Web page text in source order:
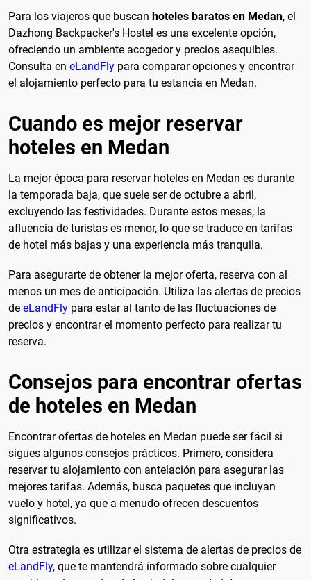
Para los viajeros que buscan hoteles baratos en Medan, el
Dazhong Backpacker's Hostel es una excelente opción,
ofreciendo un ambiente acogedor y precios asequibles.
Consulta en eLandFly para comparar opciones y encontrar
el alojamiento perfecto para tu estancia en Medan.
Cuando es mejor reservar
hoteles en Medan
La mejor época para reservar hoteles en Medan es durante
la temporada baja, que suele ser de octubre a abril,
excluyendo las festividades. Durante estos meses, la
afluencia de turistas es menor, lo que se traduce en tarifas
de hotel más bajas y una experiencia más tranquila.
Para asegurarte de obtener la mejor oferta, reserva con al
menos un mes de anticipación. Utiliza las alertas de precios
de eLandFly para estar al tanto de las fluctuaciones de
precios y encontrar el momento perfecto para realizar tu
reserva.
Consejos para encontrar ofertas
de hoteles en Medan
Encontrar ofertas de hoteles en Medan puede ser fácil si
sigues algunos consejos prácticos. Primero, considera
reservar tu alojamiento con antelación para asegurar las
mejores tarifas. Además, busca paquetes que incluyan
vuelo y hotel, ya que a menudo ofrecen descuentos
significativos.
Otra estrategia es utilizar el sistema de alertas de precios de
eLandFly, que te mantendrá informado sobre cualquier